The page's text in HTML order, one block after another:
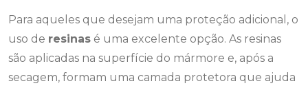
Para aqueles que desejam uma proteção adicional, o
uso de resinas é uma excelente opção. As resinas
são aplicadas na superfície do mármore e, após a
secagem, formam uma camada protetora que ajuda